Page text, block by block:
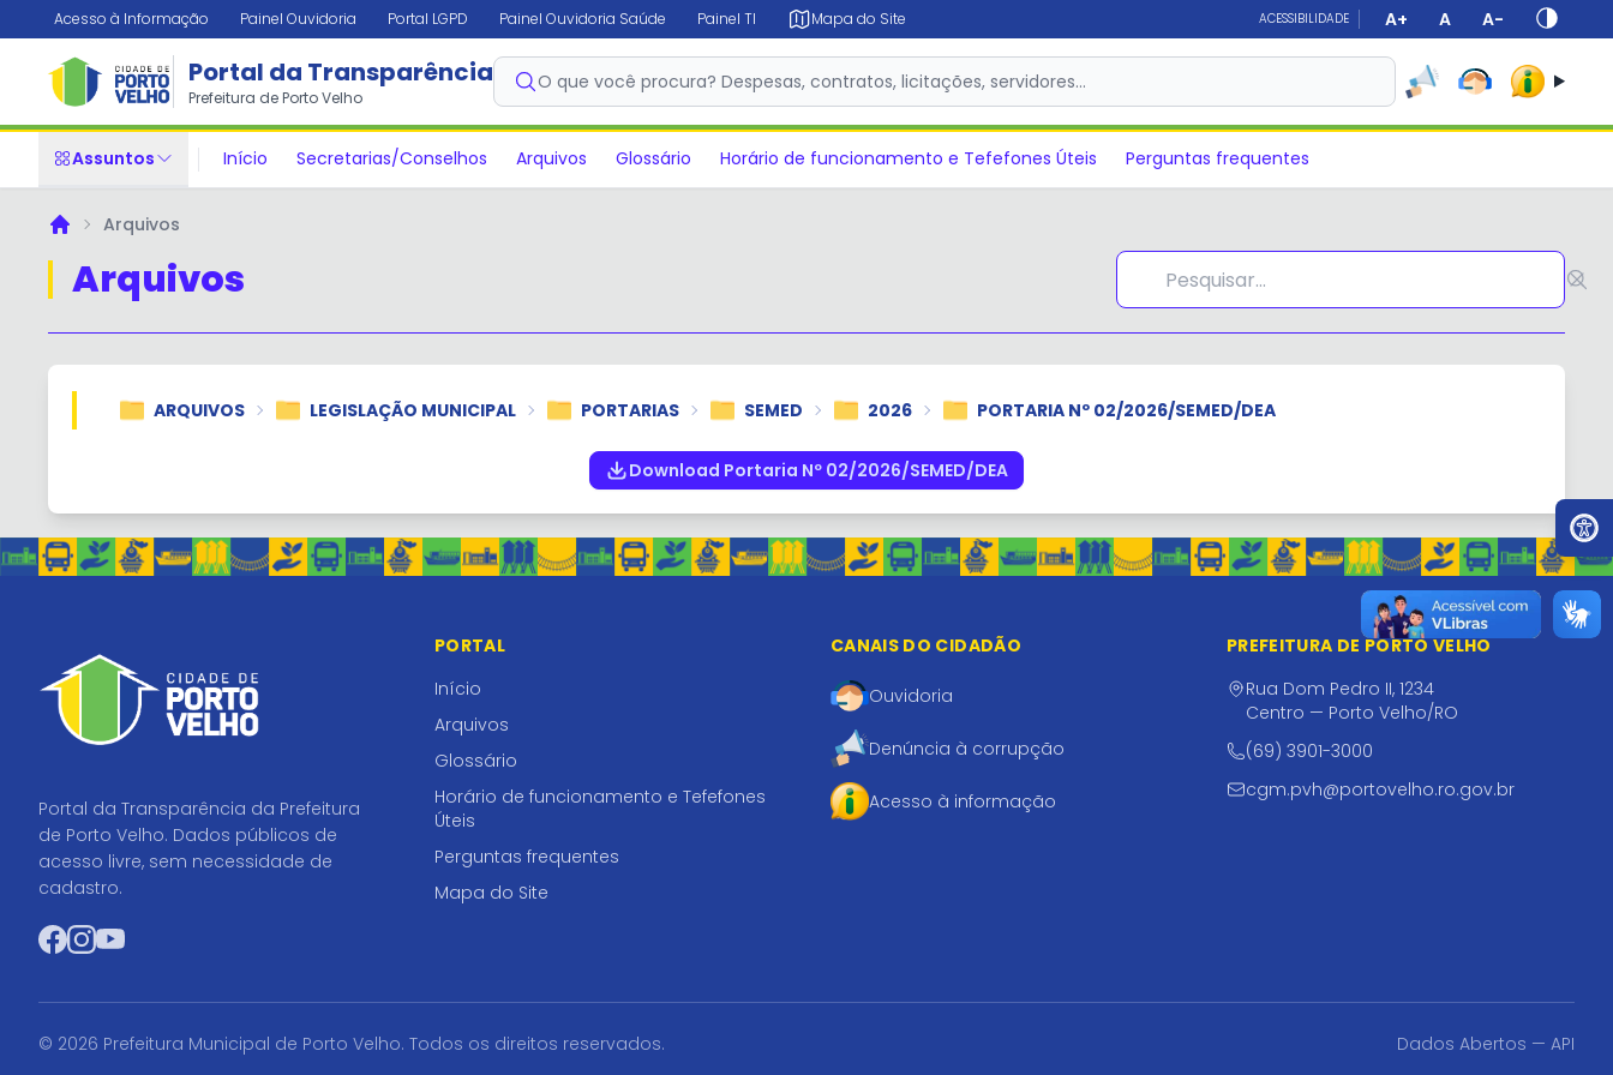
Acesso à Informação Painel Ouvidoria Portal LGPD Painel Ouvidoria Saúde Painel TI Mapa do Site ACESSIBILIDADE A+ A A-
Portal da Transparência
Prefeitura de Porto Velho
O que você procura? Despesas, contratos, licitações, servidores…
Assuntos Início Secretarias/Conselhos Arquivos Glossário Horário de funcionamento e Tefefones Úteis Perguntas frequentes
PrincipalArquivos
Arquivos
ARQUIVOS LEGISLAÇÃO MUNICIPAL PORTARIAS SEMED 2026 PORTARIA Nº 02/2026/SEMED/DEA
Download Portaria Nº 02/2026/SEMED/DEA
Portal da Transparência da Prefeitura
de Porto Velho. Dados públicos de
acesso livre, sem necessidade de
cadastro.
Facebook
Instagram
YouTube
PORTAL
Início
Arquivos
Glossário
Horário de funcionamento e Tefefones
Úteis
Perguntas frequentes
Mapa do Site
CANAIS DO CIDADÃO
Ouvidoria
Denúncia à corrupção
Acesso à informação
PREFEITURA DE PORTO VELHO
Rua Dom Pedro II, 1234
Centro — Porto Velho/RO
(69) 3901-3000
cgm.pvh@portovelho.ro.gov.br
© 2026 Prefeitura Municipal de Porto Velho. Todos os direitos reservados. Dados Abertos — API
✕
Ir